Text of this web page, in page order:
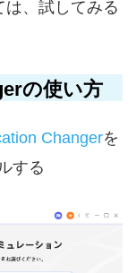
は、試してみる
の使い方
Changerを
する